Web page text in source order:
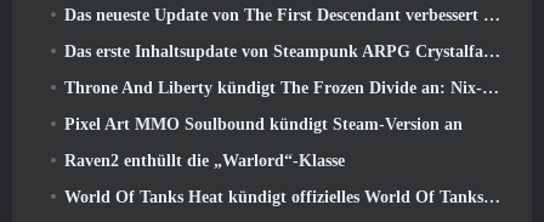
Das neueste Update von The First Descendant verbessert den Farming-Loop und aktualisiert den Onslaught-Modus
Das erste Inhaltsupdate von Steampunk ARPG Crystalfall soll auf „wichtige Spielerbedenken“ eingehen
Throne And Liberty kündigt The Frozen Divide an: Nix-Update
Pixel Art MMO Soulbound kündigt Steam-Version an
Raven2 enthüllt die „Warlord“-Klasse
World Of Tanks Heat kündigt offizielles World Of Tanks an: HEAT-Startdatum